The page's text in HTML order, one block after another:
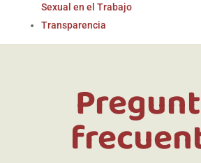
Sexual en el Trabajo
Transparencia